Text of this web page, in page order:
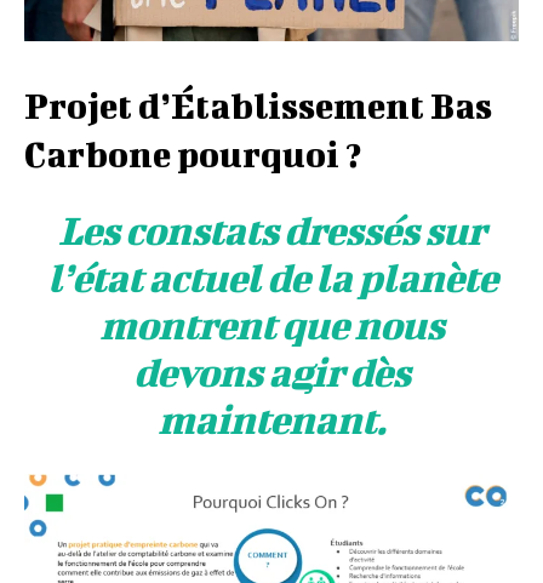
Projet d’Établissement Bas
Carbone pourquoi ?
Les constats dressés sur
l’état actuel de la planète
montrent que nous
devons agir dès
maintenant.